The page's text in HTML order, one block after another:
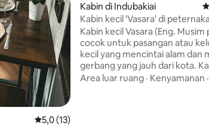
Nilai rata-rata 5,0 dari 5, 13 ulasan
5,0 (13)
Kabin di Indubakiai
Kabin kecil 'Vasara' di
Kemešys
Kabin kecil Vasara (Eng. Musim
cocok untuk pasangan atau
kecil yang mencintai alam dan
gerbang yang jauh dari kota.
memiliki satu tempat tidur
Area luar ruang · Kenyamanan ·